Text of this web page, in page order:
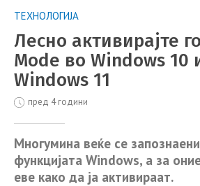
ТЕХНОЛОГИЈА
Лесно активирајте
Mode во Windows 10
Windows 11
пред 4 години
Многумина веќе се
функцијата Windows, а за
еве како да ја активираат.